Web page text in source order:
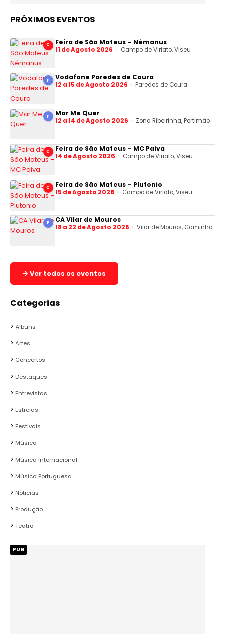
PRÓXIMOS EVENTOS
C Feira de São Mateus – Némanus
11 de Agosto 2026 Campo de Viriato, Viseu
F Vodafone Paredes de Coura
12 a 15 de Agosto 2026 Paredes de Coura
F Mar Me Quer
12 a 14 de Agosto 2026 Zona Ribeirinha, Portimão
C Feira de São Mateus – MC Paiva
14 de Agosto 2026 Campo de Viriato, Viseu
C Feira de São Mateus – Plutonio
15 de Agosto 2026 Campo de Viriato, Viseu
F CA Vilar de Mouros
18 a 22 de Agosto 2026 Vilar de Mouros, Caminha
→ Ver todos os eventos
Categorias
Álbuns
Artes
Concertos
Destaques
Entrevistas
Estreias
Festivais
Música
Música Internacional
Música Portuguesa
Noticias
Produção
Teatro
PUB